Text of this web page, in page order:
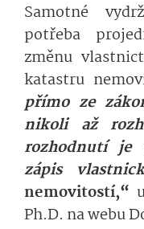
Samotné
potřeba
změnu
katastru
přímo ze
nikoli až
rozhodnutí je
zápis
nemovitostí,“
Ph.D. na webu